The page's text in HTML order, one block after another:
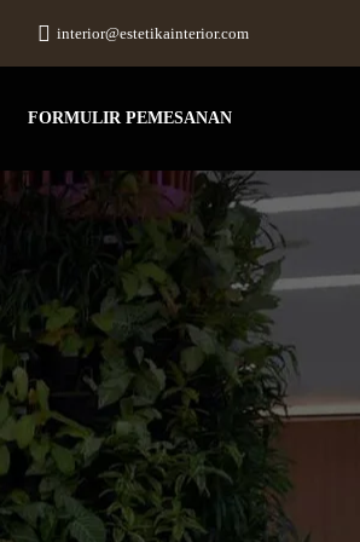
interior@estetikainterior.com
FORMULIR PEMESANAN